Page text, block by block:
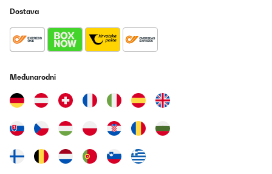
Amazon-Benutzer
Prevedi
Dostava
Međunarodni